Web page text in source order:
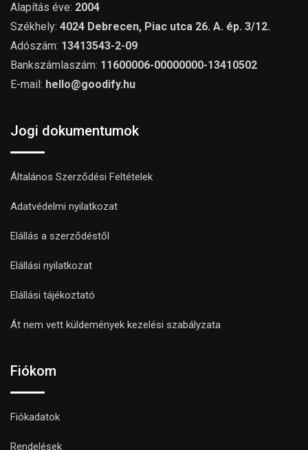
Alapítás éve: 2004
Székhely: 4024 Debrecen, Piac utca 26. A. ép. 3/12.
Adószám: 13413543-2-09
Bankszámlaszám: 11600006-00000000-13410502
E-mail: hello@goodify.hu
Jogi dokumentumok
Általános Szerződési Feltételek
Adatvédelmi nyilatkozat
Elállás a szerződéstől
Elállási nyilatkozat
Elállási tájékoztató
Át nem vett küldemények kezelési szabályzata
Fiókom
Fiókadatok
Rendelések